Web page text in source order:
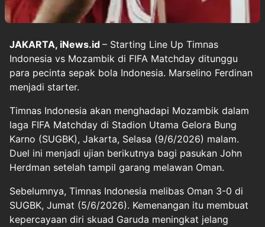
JAKARTA, iNews.id – Starting Line Up Timnas
Indonesia vs Mozambik di FIFA Matchday ditunggu
para pecinta sepak bola Indonesia. Marselino Ferdinan
menjadi starter.
Timnas Indonesia akan menghadapi Mozambik dalam
laga FIFA Matchday di Stadion Utama Gelora Bung
Karno (SUGBK), Jakarta, Selasa (9/6/2026) malam.
Duel ini menjadi ujian berikutnya bagi pasukan John
Herdman setelah tampil garang melawan Oman.
Sebelumnya, Timnas Indonesia melibas Oman 3-0 di
SUGBK, Jumat (5/6/2026). Kemenangan itu membuat
kepercayaan diri skuad Garuda meningkat jelang